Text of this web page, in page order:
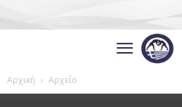
Αρχική Αρχείο